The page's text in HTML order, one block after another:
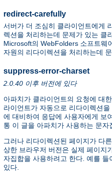
redirect-carefully
서버가 더 조심히 클라이언트에게
렉션을 처리하는데 문제가 있는 클
Microsoft의 WebFolders 소프트웨
자원의 리다이렉션을 처리하는데
suppress-error-charset
2.0.40 이후 버전에 있다
아파치가 클라이언트의 요청에 대
라이언트가 자동으로 리다이렉션
에 대비하여 응답에 사용자에게 보
통 이 글을 아파치가 사용하는 문
그러나 리다이렉션된 페이지가 다
상한 브라우저 버전은 실제 페이지
자집합을 사용하려고 한다. 예를
있다.